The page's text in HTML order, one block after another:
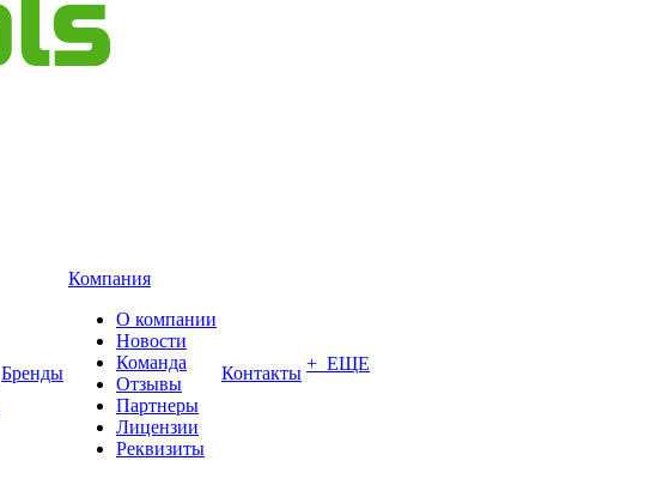
Бренды
Компания
О компании
Новости
Команда
Отзывы
Партнеры
Лицензии
Реквизиты
Контакты + ЕЩЕ